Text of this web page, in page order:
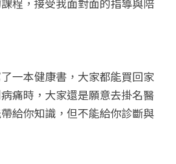
一本健康書，大家都能買回家
痛時，大家還是願意去掛名醫
給你知識，但不能給你診斷與